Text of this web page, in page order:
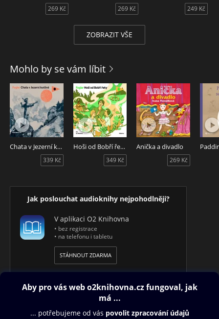
269 Kč 269 Kč 249 Kč
ZOBRAZIT VŠE
Mohlo by se vám líbit
Chata v Jezerní kotlině
339 Kč
Hoši od Bobří řeky
349 Kč
Anička a divadlo
269 Kč
Jak poslouchat audioknihy nejpohodlněji?
V aplikaci O2 Knihovna
• bez registrace
• na telefonu i tabletu
STÁHNOUT ZDARMA
Obsah ke stažení